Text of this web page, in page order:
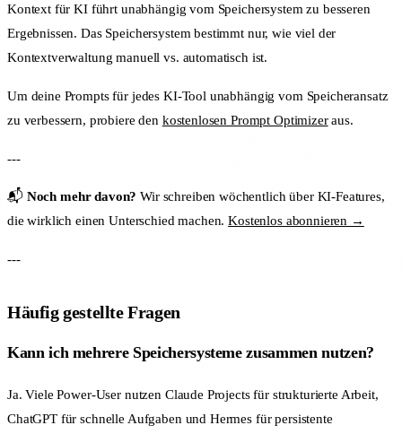
Kontext für KI führt unabhängig vom Speichersystem zu besseren
Ergebnissen. Das Speichersystem bestimmt nur, wie viel der
Kontextverwaltung manuell vs. automatisch ist.
Um deine Prompts für jedes KI-Tool unabhängig vom Speicheransatz
zu verbessern, probiere den kostenlosen Prompt Optimizeraus.
---
📬 Noch mehr davon? Wir schreiben wöchentlich über KI-Features,
die wirklich einen Unterschied machen.Kostenlos abonnieren →
---
Häufig gestellte Fragen
Kann ich mehrere Speichersysteme zusammen nutzen?
Ja. Viele Power-User nutzen Claude Projects für strukturierte Arbeit,
ChatGPT für schnelle Aufgaben und Hermes für persistente